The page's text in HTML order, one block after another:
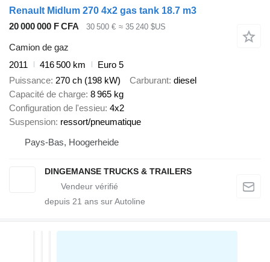
Renault Midlum 270 4x2 gas tank 18.7 m3
20 000 000 F CFA
30 500 € ≈ 35 240 $US
Camion de gaz
2011
416 500 km
Euro 5
Puissance 270 ch (198 kW) Carburant diesel
Capacité de charge 8 965 kg
Configuration de l'essieu 4x2
Suspension ressort/pneumatique
Pays-Bas, Hoogerheide
DINGEMANSE TRUCKS & TRAILERS
depuis 21 ans sur Autoline